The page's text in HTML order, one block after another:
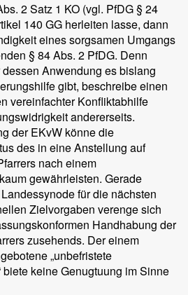
2 Satz 1 KO (vgl. PfDG § 24
140 GG herleiten lasse, dann
eines sorgsamen Umgangs
§ 84 Abs. 2 PfDG. Denn
Anwendung es bislang
gibt, beschreibe einen
vereinfachter Konfliktabhilfe
andererseits.
der EKvW könne die
des in eine Anstellung auf
nach einem
gewährleisten. Gerade
für die nächsten
Zielvorgaben verenge sich
Handhabung der
zusehends. Der einem
„unbefristete
biete keine Genugtuung im Sinne